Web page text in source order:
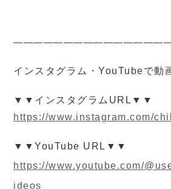
インスタグラム・YouTubeで動
▼▼インスタグラムURL▼▼
https://www.instagram.com/
▼▼YouTube URL▼▼
https://www.youtube.com/
ideos